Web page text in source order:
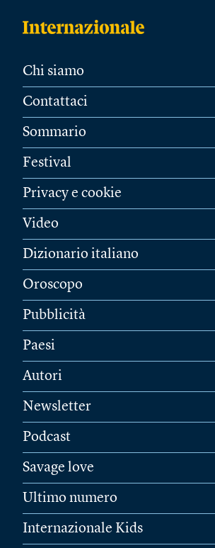
Chi siamo
Contattaci
Sommario
Festival
Privacy e cookie
Video
Dizionario italiano
Oroscopo
Pubblicità
Paesi
Autori
Newsletter
Podcast
Savage love
Ultimo numero
Internazionale Kids